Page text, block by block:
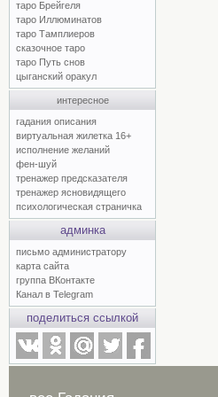
таро Брейгеля
таро Иллюминатов
таро Тамплиеров
сказочное таро
таро Путь снов
цыганский оракул
интересное
гадания описания
виртуальная жилетка 16+
исполнение желаний
фен-шуй
тренажер предсказателя
тренажер ясновидящего
психологическая страничка
админка
письмо администратору
карта сайта
группа ВКонтакте
Канал в Telegram
поделиться ссылкой